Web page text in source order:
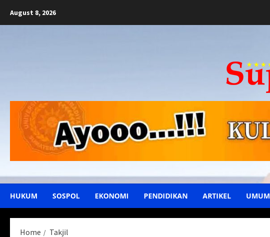
August 8, 2026
HUKUM SOSPOL EKONOMI PENDIDIKAN ARTIKEL UMUM
Home Takjil